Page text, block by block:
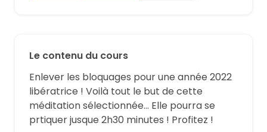
Le contenu du cours
Enlever les bloquages pour une année 2022
libératrice ! Voilà tout le but de cette
méditation sélectionnée... Elle pourra se
prtiquer jusque 2h30 minutes ! Profitez !